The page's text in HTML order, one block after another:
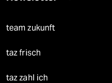
team zukunft
taz frisch
taz zahl ich